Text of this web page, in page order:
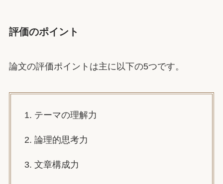
評価のポイント
論文の評価ポイントは主に以下の5つです。
1. テーマの理解力
2. 論理的思考力
3. 文章構成力